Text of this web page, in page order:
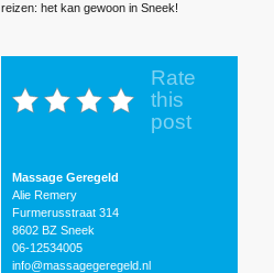
reizen: het kan gewoon in Sneek!
Rate
this
post
Massage Geregeld
Alie Remery
Furmerusstraat 314
8602 BZ Sneek
06-12534005
info@massagegeregeld.nl